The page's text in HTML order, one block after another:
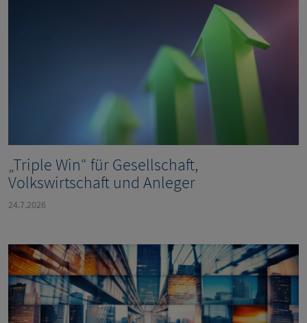
„Triple Win“ für Gesellschaft,
Volkswirtschaft und Anleger
24.7.2026